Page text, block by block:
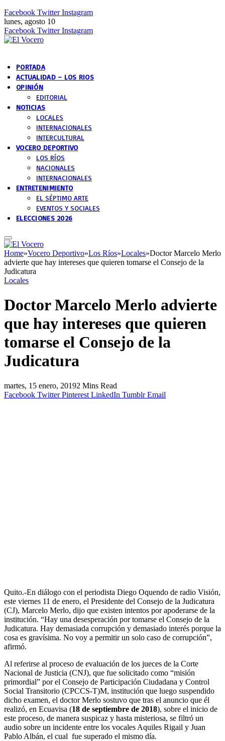
Facebook Twitter Instagram
lunes, agosto 10
Facebook Twitter Instagram
PORTADA
ACTUALIDAD – LOS RIOS
OPINIÓN
EDITORIAL
NOTICIAS
LOCALES
INTERNACIONALES
INTERCULTURAL
VOCERO DEPORTIVO
LOS RÍOS
NACIONALES
INTERNACIONALES
ENTRETENIMIENTO
EL SÉPTIMO ARTE
EVENTOS Y SOCIALES
ELECCIONES 2026
Home»Vocero Deportivo»Los Ríos»Locales»Doctor Marcelo Merlo
advierte que hay intereses que quieren tomarse el Consejo de la
Judicatura
Locales
Doctor Marcelo Merlo advierte
que hay intereses que quieren
tomarse el Consejo de la
Judicatura
martes, 15 enero, 20192 Mins Read
Facebook Twitter Pinterest LinkedIn Tumblr Email
Quito.-En diálogo con el periodista Diego Oquendo de radio Visión,
este viernes 11 de enero, el Presidente del Consejo de la Judicatura
(CJ), Marcelo Merlo, dijo que existen intentos por apoderarse de la
institución. “Hay una desesperación por tomarse el Consejo de la
Judicatura. Hay demasiada corrupción y demasiado interés porque la
cosa es gravísima. No voy a permitir un solo caso de corrupción”,
afirmó.
Al referirse al proceso de evaluación de los jueces de la Corte
Nacional de Justicia (CNJ), que fue solicitado como “misión
primordial” por el Consejo de Participación Ciudadana y Control
Social Transitorio (CPCCS-T)M, institución que luego suspendido
dicho examen, el doctor Merlo sostuvo que tras el anuncio que él
realizó, en Ecuavisa (18 de septiembre de 2018), sobre el inicio de
este proceso, de manera suspicaz y hasta misteriosa, se filtró un
audio sobre un incidente entre los vocales Aquiles Rigail y Juan
Pablo Albán, el cual fue superado el mismo día.